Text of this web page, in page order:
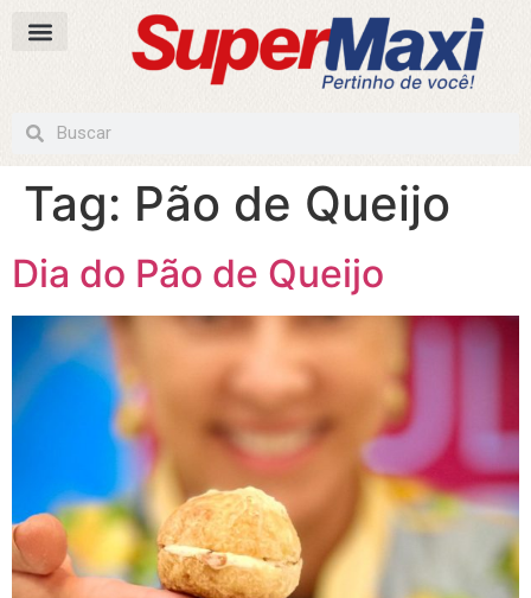
Tag: Pão de Queijo
Dia do Pão de Queijo